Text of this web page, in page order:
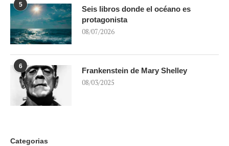
5
Seis libros donde el océano es
protagonista
08/07/2026
6
Frankenstein de Mary Shelley
08/03/2025
Categorias